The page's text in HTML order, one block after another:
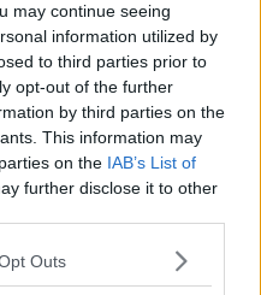
may continue seeing
information utilized by
to third parties prior to
opt-out of the further
by third parties on the
This information may
on the IAB’s List of
further disclose it to other
uses one or more Google
Outs